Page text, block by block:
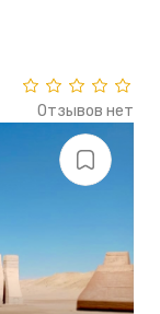
Отзывов нет